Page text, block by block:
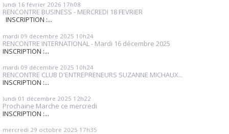
lundi 16 février 2026 17h08
RENCONTRE BUSINESS - MERCREDI 18 FEVRIER
INSCRIPTION :...
mardi 09 décembre 2025 10h24
RENCONTRE INTERNATIONAL - Mardi 16 décembre 2025
INSCRIPTION :...
mardi 09 décembre 2025 10h24
RENCONTRE CLUB D'ENTREPRENEURS SUZANNE MICHAUX...
INSCRIPTION :...
lundi 01 décembre 2025 12h22
Prochaine Marche ce mercredi
INSCRIPTION :...
mercredi 29 octobre 2025 17h35